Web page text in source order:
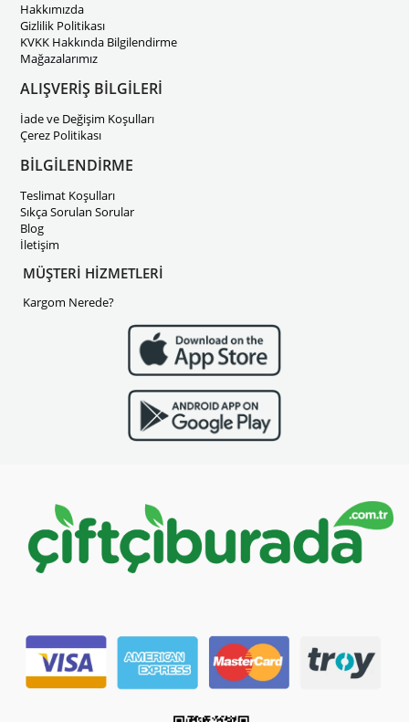
Hakkımızda
Gizlilik Politikası
KVKK Hakkında Bilgilendirme
Mağazalarımız
ALIŞVERİŞ BİLGİLERİ
İade ve Değişim Koşulları
Çerez Politikası
BİLGİLENDİRME
Teslimat Koşulları
Sıkça Sorulan Sorular
Blog
İletişim
MÜŞTERİ HİZMETLERİ
Kargom Nerede?